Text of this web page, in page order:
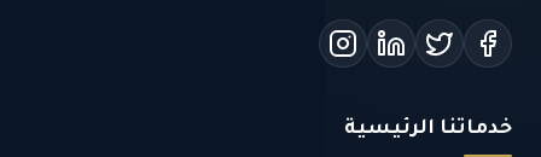
خدماتنا الرئيسية